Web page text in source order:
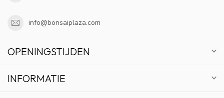
info@bonsaiplaza.com
OPENINGSTIJDEN
INFORMATIE